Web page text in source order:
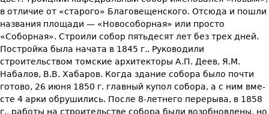
в отличие от «старого» Благовещенского. Отсюда и пошли
названия площади — «Новособорная» или просто
«Соборная». Строили собор пятьдесят лет без трех дней.
Постройка была начата в 1845 г.. Руководили
строительством томские архи­текторы А.П. Деев, Я.М.
Набалов, В.В. Хабаров. Когда здание собора бы­ло почти
готово, 26 июня 1850 г. главный купол собора, а с ним вме­
сте 4 арки обрушились. После 8-летнего перерыва, в 1858
г., работы на строительстве собора были возобновлены, но